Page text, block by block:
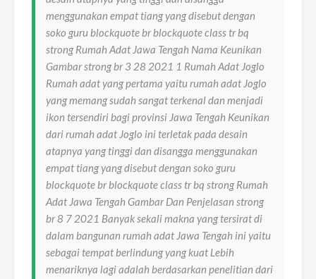
menggunakan empat tiang yang disebut dengan
soko guru blockquote br blockquote class tr bq
strong Rumah Adat Jawa Tengah Nama Keunikan
Gambar strong br 3 28 2021 1 Rumah Adat Joglo
Rumah adat yang pertama yaitu rumah adat Joglo
yang memang sudah sangat terkenal dan menjadi
ikon tersendiri bagi provinsi Jawa Tengah Keunikan
dari rumah adat Joglo ini terletak pada desain
atapnya yang tinggi dan disangga menggunakan
empat tiang yang disebut dengan soko guru
blockquote br blockquote class tr bq strong Rumah
Adat Jawa Tengah Gambar Dan Penjelasan strong
br 8 7 2021 Banyak sekali makna yang tersirat di
dalam bangunan rumah adat Jawa Tengah ini yaitu
sebagai tempat berlindung yang kuat Lebih
menariknya lagi adalah berdasarkan penelitian dari